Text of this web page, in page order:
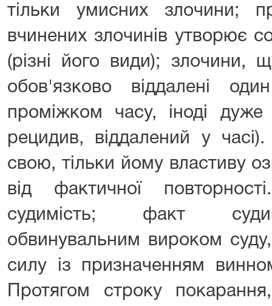
тільки умисних злочини;
вчинених злочинів утворює
(різні його види); злочини,
обов'язково віддалені
проміжком часу, іноді
рецидив, віддалений у
свою, тільки йому властиву
від фактичної
судимість; факт
обвинувальним вироком
силу із призначенням
Протягом строку